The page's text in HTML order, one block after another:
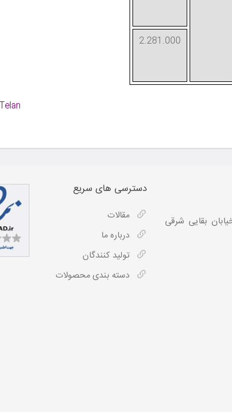
2.281.000
بقایی شرقی
دسترسی های سریع
مقالات
درباره ما
تولید کنندگان
دسته بندی محصولات